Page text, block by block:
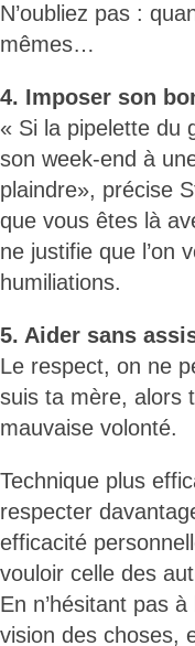
N’oubliez pas :
mêmes…
4. Imposer son
« Si la pipelette du
son week-end à
plaindre», précise
que vous êtes là
ne justifie que l’on
humiliations.
5. Aider sans
Le respect, on ne
suis ta mère, alors
mauvaise volonté.
Technique plus
respecter
efficacité
vouloir celle des
En n’hésitant pas
vision des choses,